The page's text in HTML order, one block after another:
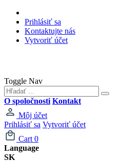
Prihlásiť sa
Kontaktujte nás
Vytvoriť účet
Toggle Nav
O spoločnosti Kontakt
Môj účet
Prihlásiť sa Vytvoriť účet
Cart 0
Language
SK